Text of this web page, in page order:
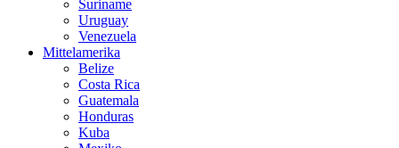
Suriname
Uruguay
Venezuela
Mittelamerika
Belize
Costa Rica
Guatemala
Honduras
Kuba